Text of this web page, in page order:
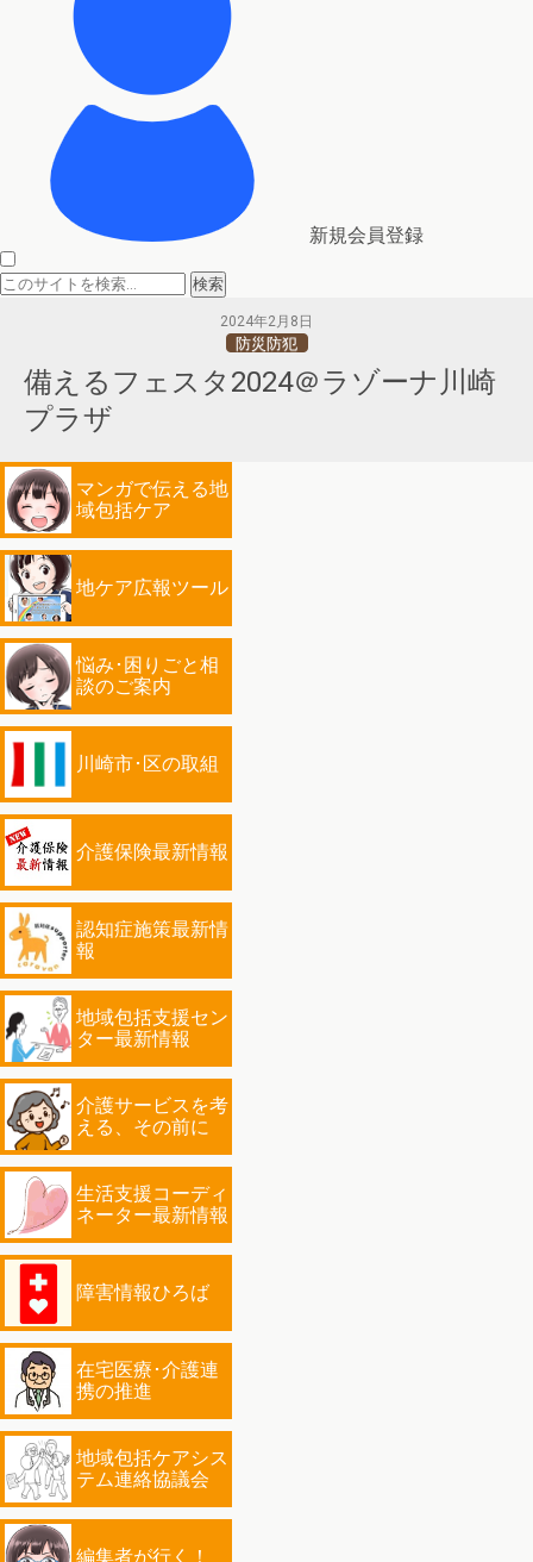
新規会員登録
2024年2月8日
防災防犯
備えるフェスタ2024＠ラゾーナ川崎
プラザ
マンガで伝える地
域包括ケア
地ケア広報ツール
悩み･困りごと相
談のご案内
川崎市･区の取組
介護保険最新情報
認知症施策最新情
報
地域包括支援セン
ター最新情報
介護サービスを考
える、その前に
生活支援コーディ
ネーター最新情報
障害情報ひろば
在宅医療･介護連
携の推進
地域包括ケアシス
テム連絡協議会
編集者が行く！